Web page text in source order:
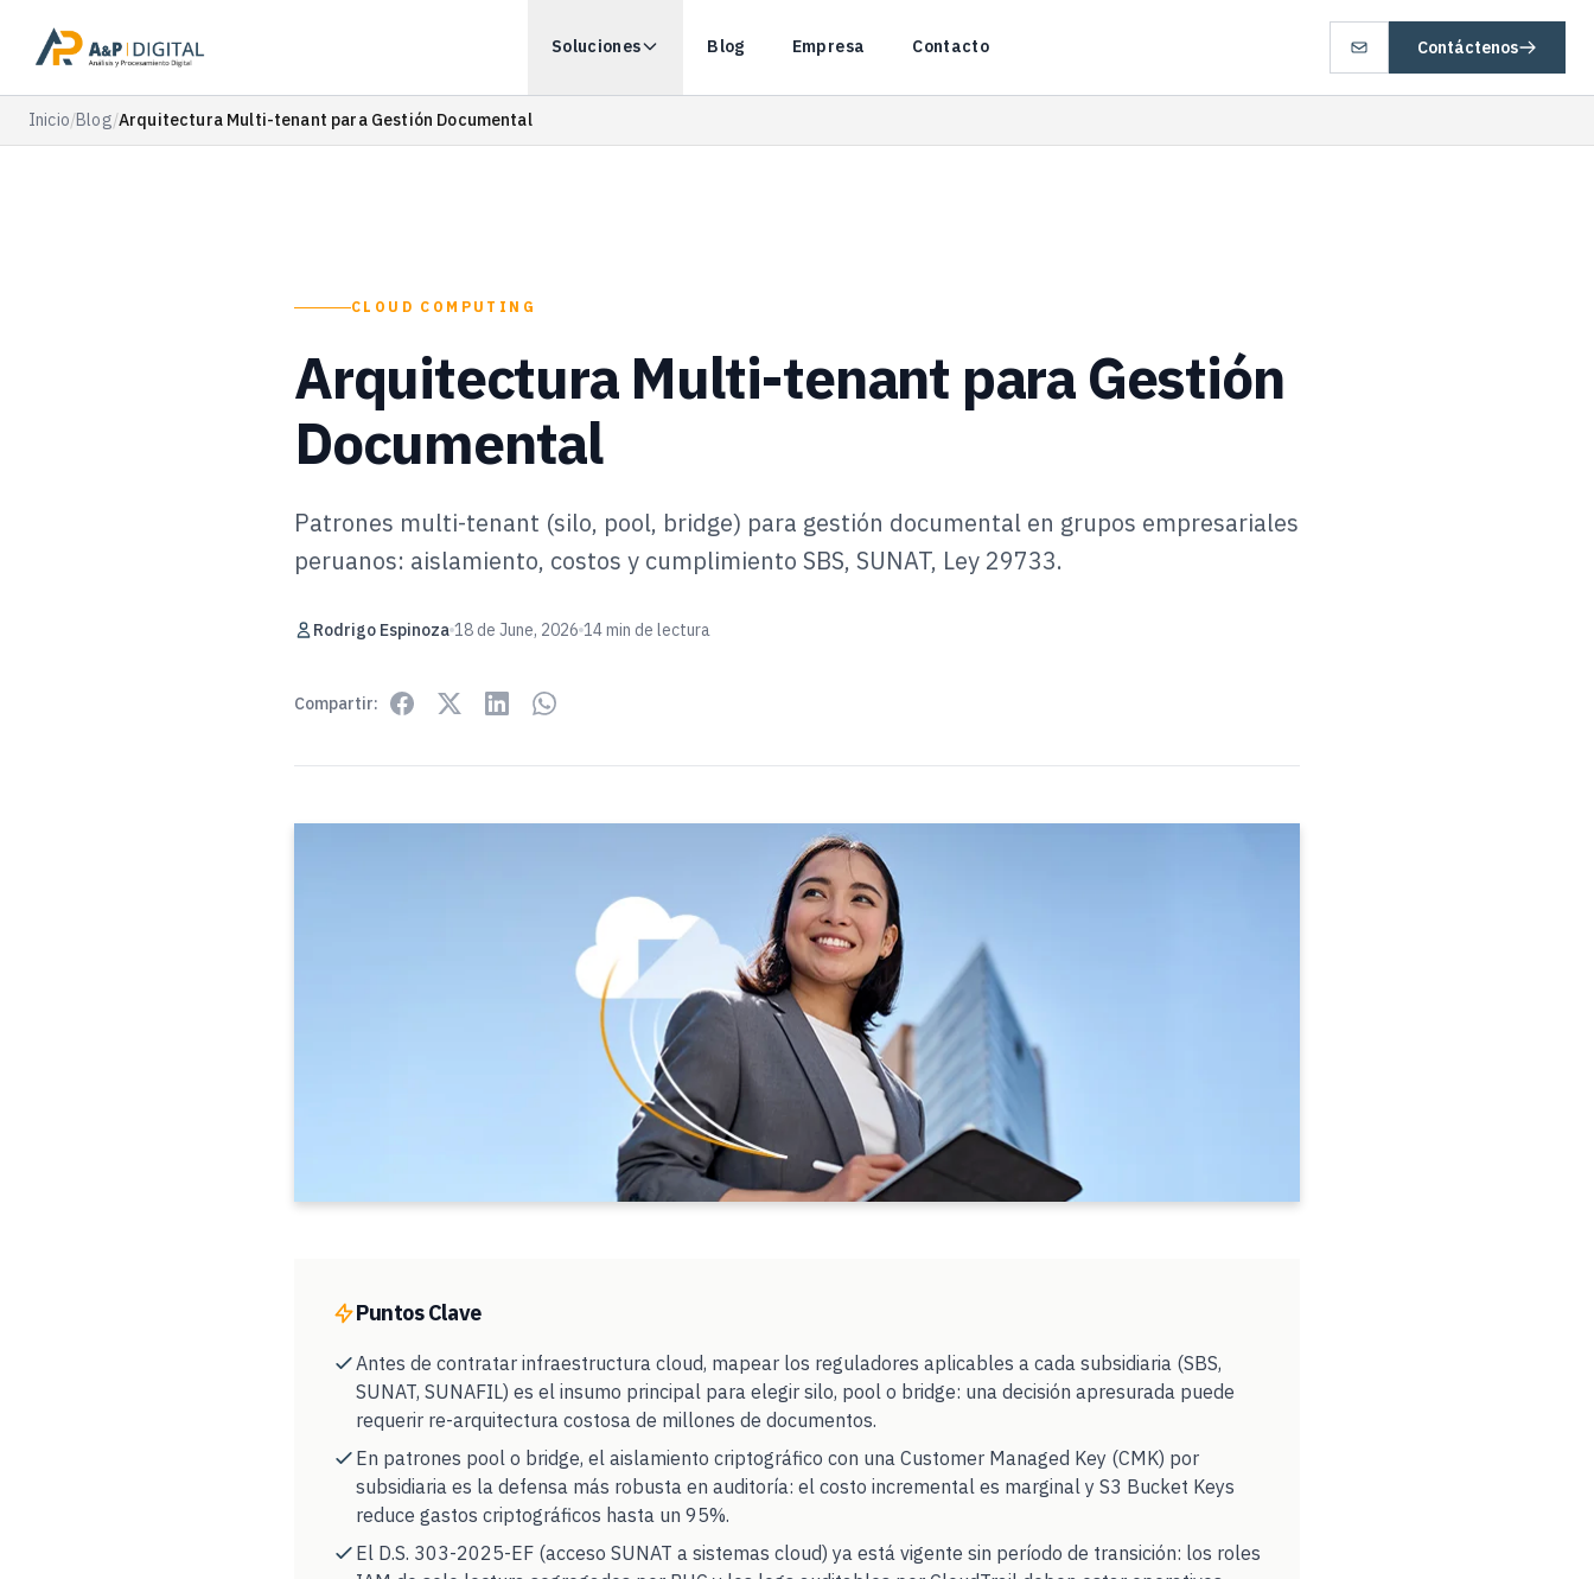
Soluciones Blog Empresa Contacto Contáctenos
Inicio/Blog/Arquitectura Multi-tenant para Gestión Documental
CLOUD COMPUTING
Arquitectura Multi-tenant para Gestión
Documental
Patrones multi-tenant (silo, pool, bridge) para gestión documental en grupos empresariales
peruanos: aislamiento, costos y cumplimiento SBS, SUNAT, Ley 29733.
Rodrigo Espinoza 18 de June, 2026 14 min de lectura
Compartir:
Puntos Clave
Antes de contratar infraestructura cloud, mapear los reguladores aplicables a cada subsidiaria (SBS,
SUNAT, SUNAFIL) es el insumo principal para elegir silo, pool o bridge: una decisión apresurada puede
requerir re-arquitectura costosa de millones de documentos.
En patrones pool o bridge, el aislamiento criptográfico con una Customer Managed Key (CMK) por
subsidiaria es la defensa más robusta en auditoría: el costo incremental es marginal y S3 Bucket Keys
reduce gastos criptográficos hasta un 95%.
El D.S. 303-2025-EF (acceso SUNAT a sistemas cloud) ya está vigente sin período de transición: los roles